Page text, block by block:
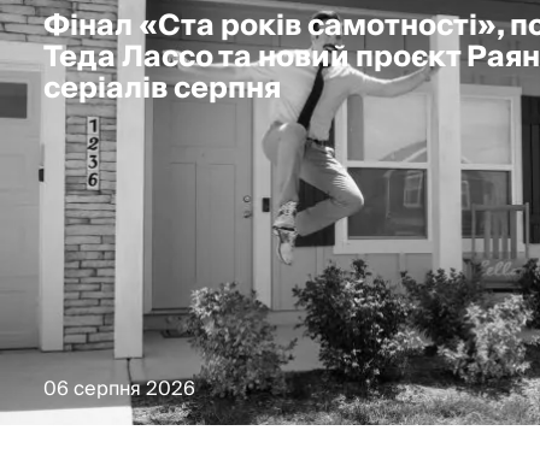
Фінал «Ста років самотності»,
Теда Лассо та новий проєкт
серіалів серпня
06 серпня 2026